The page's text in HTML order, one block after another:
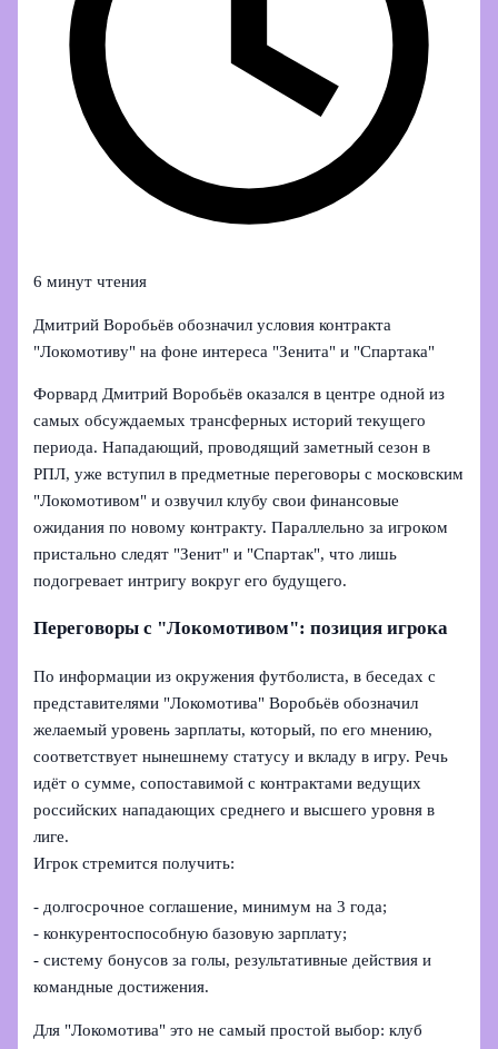
6 минут чтения
Дмитрий Воробьёв обозначил условия контракта
"Локомотиву" на фоне интереса "Зенита" и "Спартака"
Форвард Дмитрий Воробьёв оказался в центре одной из
самых обсуждаемых трансферных историй текущего
периода. Нападающий, проводящий заметный сезон в
РПЛ, уже вступил в предметные переговоры с московским
"Локомотивом" и озвучил клубу свои финансовые
ожидания по новому контракту. Параллельно за игроком
пристально следят "Зенит" и "Спартак", что лишь
подогревает интригу вокруг его будущего.
Переговоры с "Локомотивом": позиция игрока
По информации из окружения футболиста, в беседах с
представителями "Локомотива" Воробьёв обозначил
желаемый уровень зарплаты, который, по его мнению,
соответствует нынешнему статусу и вкладу в игру. Речь
идёт о сумме, сопоставимой с контрактами ведущих
российских нападающих среднего и высшего уровня в
лиге.
Игрок стремится получить:
- долгосрочное соглашение, минимум на 3 года;
- конкурентоспособную базовую зарплату;
- систему бонусов за голы, результативные действия и
командные достижения.
Для "Локомотива" это не самый простой выбор: клуб